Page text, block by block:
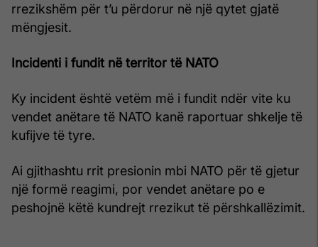
rrezikshëm për t’u përdorur në një qytet gjatë
mëngjesit.
Incidenti i fundit në territor të NATO
Ky incident është vetëm më i fundit ndër vite ku
vendet anëtare të NATO kanë raportuar shkelje të
kufijve të tyre.
Ai gjithashtu rrit presionin mbi NATO për të gjetur
një formë reagimi, por vendet anëtare po e
peshojnë këtë kundrejt rrezikut të përshkallëzimit.